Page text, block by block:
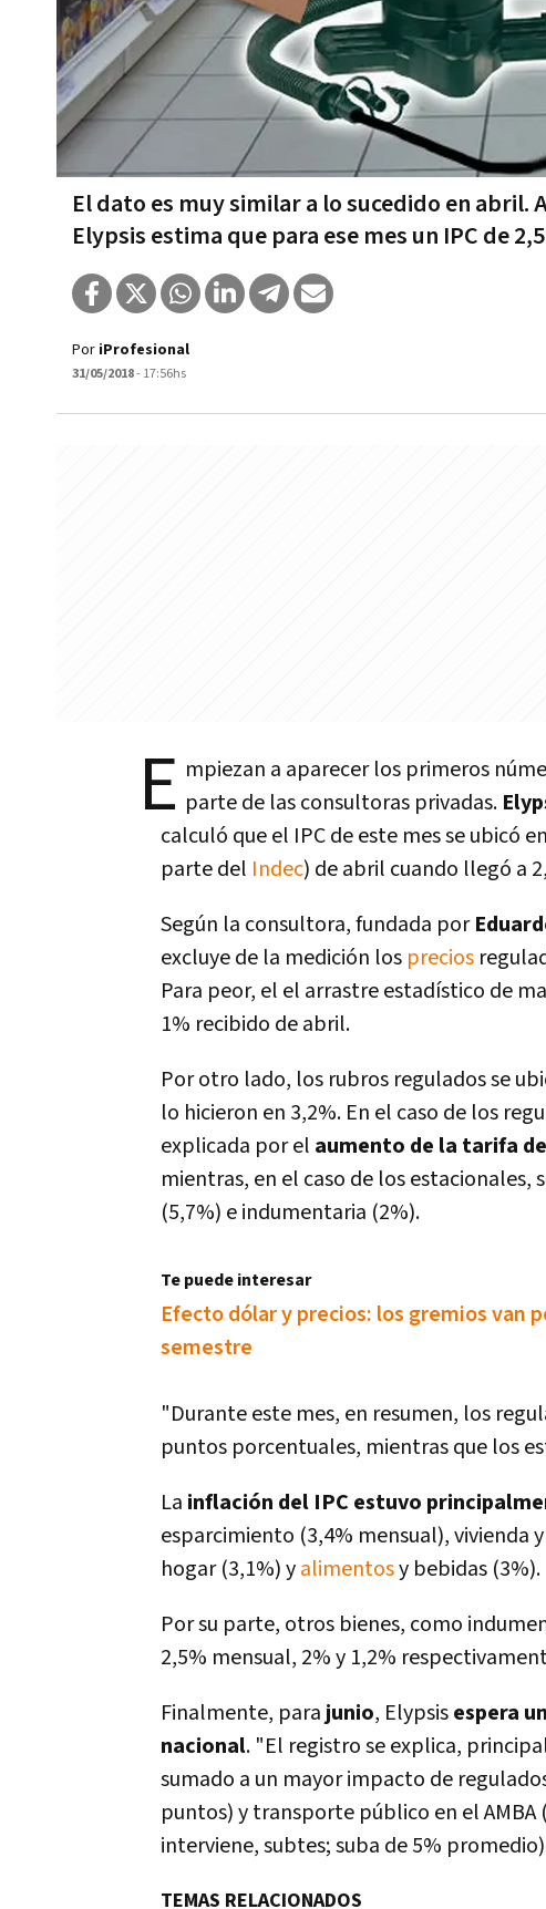
El dato es muy similar a lo sucedido en
Elypsis estima que para ese mes un IPC de
Por iProfesional
31/05/2018- 17:56hs
E mpiezan a aparecer los primeros
parte de las consultoras privadas.
calculó que el IPC de este mes se ubicó en
parte del Indec) de abril cuando llegó a
Según la consultora, fundada por
excluye de la medición los precios
Para peor, el el arrastre estadí­stico de
1% recibido de abril.
Por otro lado, los rubros regulados se
lo hicieron en 3,2%. En el caso de los
explicada por el aumento de la tarifa de
mientras, en el caso de los estacionales,
(5,7%) e indumentaria (2%).
Te puede interesar
Efecto dólar y precios: los gremios van
semestre
"Durante este mes, en resumen, los
puntos porcentuales, mientras que los
La inflación del IPC estuvo
esparcimiento (3,4% mensual), vivienda
hogar (3,1%) yalimentosy bebidas (3%).
Por su parte, otros bienes, como
2,5% mensual, 2% y 1,2%
Finalmente, para junio, Elypsisespera
nacional. "El registro se explica,
sumado a un mayor impacto de
puntos) y transporte público en el
interviene, subtes; suba de 5%
TEMAS RELACIONADOS